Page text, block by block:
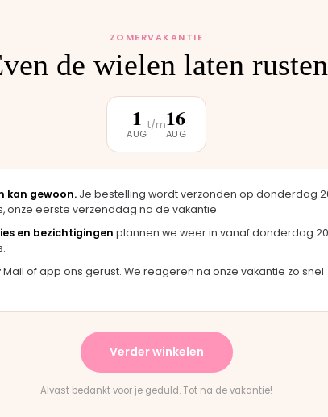
afspraak.
ZOMERVAKANTIE
de wielen laten rusten
1
AUG
t/m16
AUG
kan gewoon. Je bestelling wordt verzonden op donderdag
onze eerste verzenddag na de vakantie.
en bezichtigingen plannen we weer in vanaf donderdag 20
Mail of app ons gerust. We reageren na onze vakantie zo snel
Verder winkelen
Alvast bedankt voor je geduld. Tot na de vakantie!